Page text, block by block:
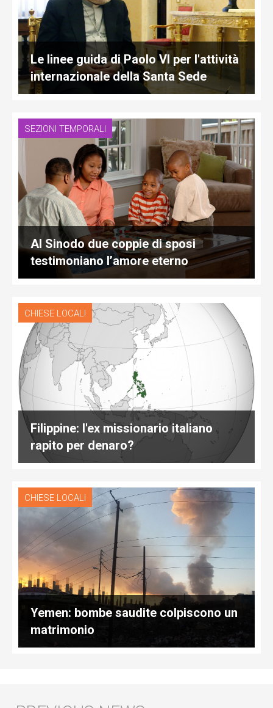
Le linee guida di Paolo VI per l'attività
internazionale della Santa Sede
SEZIONI TEMPORALI
Al Sinodo due coppie di sposi
testimoniano l’amore eterno
CHIESE LOCALI
Filippine: l'ex missionario italiano
rapito per denaro?
CHIESE LOCALI
Yemen: bombe saudite colpiscono un
matrimonio